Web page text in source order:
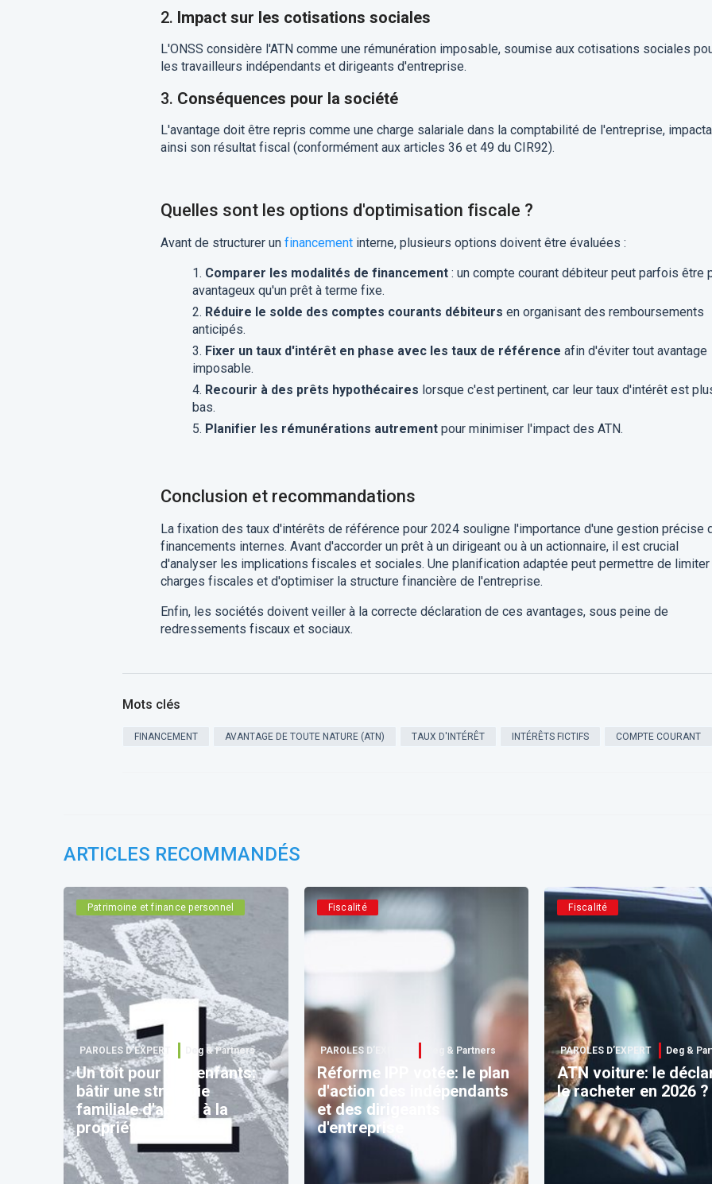
2. Impact sur les cotisations sociales
L'ONSS considère l'ATN comme une rémunération imposable, soumise aux cotisations sociales
les travailleurs indépendants et dirigeants d'entreprise.
3. Conséquences pour la société
L'avantage doit être repris comme une charge salariale dans la comptabilité de l'entreprise,
ainsi son résultat fiscal (conformément aux articles 36 et 49 du CIR92).
Quelles sont les options d'optimisation fiscale ?
Avant de structurer un financementinterne, plusieurs options doivent être évaluées :
Comparer les modalités de financement: un compte courant débiteur peut parfois être
avantageux qu'un prêt à terme fixe.
Réduire le solde des comptes courants débiteurs en organisant des remboursements
anticipés.
Fixer un taux d'intérêt en phase avec les taux de référence afin d'éviter tout avantage
imposable.
Recourir à des prêts hypothécaires lorsque c'est pertinent, car leur taux d'intérêt est
bas.
Planifier les rémunérations autrementpour minimiser l'impact des ATN.
Conclusion et recommandations
La fixation des taux d'intérêts de référence pour 2024 souligne l'importance d'une gestion précise
financements internes. Avant d'accorder un prêt à un dirigeant ou à un actionnaire, il est crucial
d'analyser les implications fiscales et sociales. Une planification adaptée peut permettre de
charges fiscales et d'optimiser la structure financière de l'entreprise.
Enfin, les sociétés doivent veiller à la correcte déclaration de ces avantages, sous peine de
redressements fiscaux et sociaux.
Mots clés
FINANCEMENT AVANTAGE DE TOUTE NATURE (ATN) TAUX D'INTÉRÊT INTÉRÊTS FICTIFS COMPTE COURANT
ARTICLES RECOMMANDÉS
Patrimoine et finance personnel
PAROLES D’EXPERT Deg & Partners
Un toit pour vos enfants:
bâtir une stratégie
familiale d'accès à la
propriété
Fiscalité
PAROLES D’EXPERT Deg & Partners
Réforme IPP votée: le plan
d'action des indépendants
et des dirigeants
d'entreprise
Fiscalité
PAROLES D’EXPERT Deg &
ATN voiture: le déclarer ou
le racheter en 2026 ?